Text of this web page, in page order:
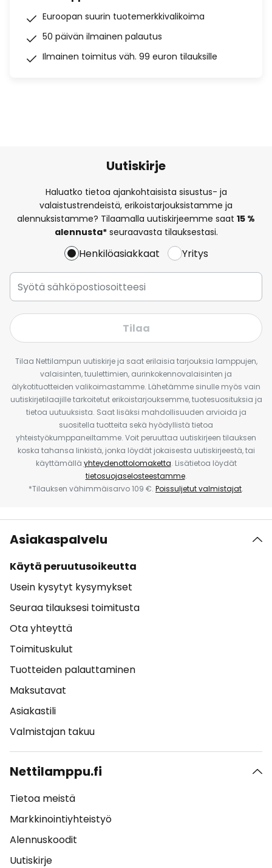
Euroopan suurin tuotemerkkivalikoima
50 päivän ilmainen palautus
Ilmainen toimitus väh. 99 euron tilauksille
Uutiskirje
Haluatko tietoa ajankohtaisista sisustus- ja
valaistustrendeistä, erikoistarjouksistamme ja
alennuksistamme? Tilaamalla uutiskirjeemme saat 15 %
alennusta*seuraavasta tilauksestasi.
Henkilöasiakkaat Yritys
Tilaa
Tilaa Nettilampun uutiskirje ja saat erilaisia tarjouksia lamppujen,
valaisinten, tuulettimien, aurinkokennovalaisinten ja
älykotituotteiden valikoimastamme. Lähetämme sinulle myös vain
uutiskirjetilaajille tarkoitetut erikoistarjouksemme, tuotesuosituksia ja
tietoa uutuuksista. Saat lisäksi mahdollisuuden arvioida ja
suositella tuotteita sekä hyödyllistä tietoa
yhteistyökumppaneiltamme. Voit peruuttaa uutiskirjeen tilauksen
koska tahansa linkistä, jonka löydät jokaisesta uutiskirjeestä, tai
käyttämällä yhteydenottolomaketta. Lisätietoa löydät
tietosuojaselosteestamme.
*Tilauksen vähimmäisarvo 109 €. Poissuljetut valmistajat.
Asiakaspalvelu
Käytä peruutusoikeutta
Usein kysytyt kysymykset
Seuraa tilauksesi toimitusta
Ota yhteyttä
Toimituskulut
Tuotteiden palauttaminen
Maksutavat
Asiakastili
Valmistajan takuu
Nettilamppu.fi
Tietoa meistä
Markkinointiyhteistyö
Alennuskoodit
Uutiskirje